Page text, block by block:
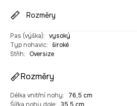
Rozměry
Pas (výška): vysoký
Typ nohavic: široké
Střih: Oversize
Rozměry
Délka vnitřní nohy:
76,5 cm